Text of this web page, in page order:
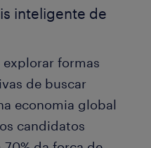
inteligente de
explorar formas
de buscar
economia global
candidatos